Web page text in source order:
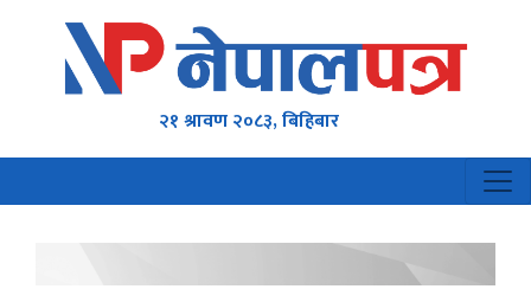
२१ श्रावण २०८३, बिहिबार